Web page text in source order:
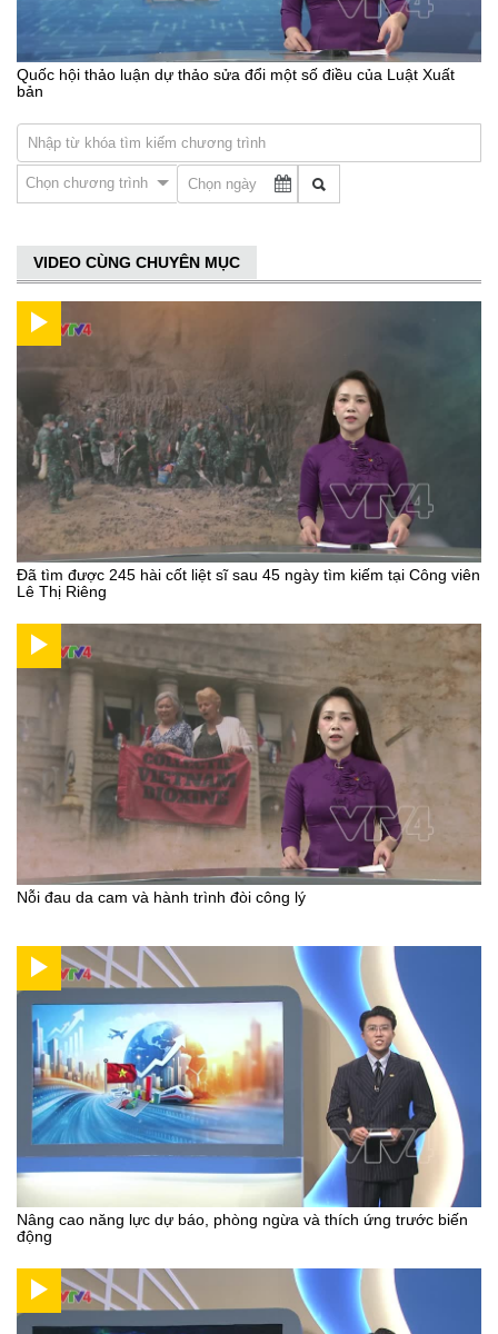
Quốc hội thảo luận dự thảo sửa đổi một số điều của Luật Xuất
bản
Chọn chương trình
VIDEO CÙNG CHUYÊN MỤC
Đã tìm được 245 hài cốt liệt sĩ sau 45 ngày tìm kiếm tại Công viên
Lê Thị Riêng
Nỗi đau da cam và hành trình đòi công lý
Nâng cao năng lực dự báo, phòng ngừa và thích ứng trước biến
động